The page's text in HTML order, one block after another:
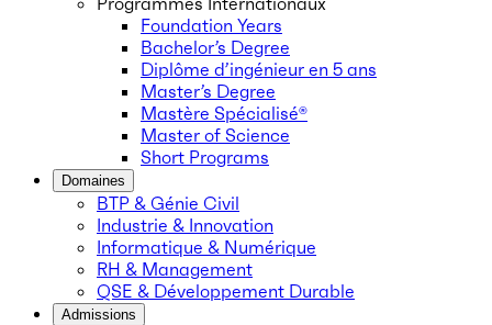
Foundation Years
Bachelor’s Degree
Diplôme d’ingénieur en 5 ans
Master’s Degree
Mastère Spécialisé®
Master of Science
Short Programs
Domaines
BTP & Génie Civil
Industrie & Innovation
Informatique & Numérique
RH & Management
QSE & Développement Durable
Admissions